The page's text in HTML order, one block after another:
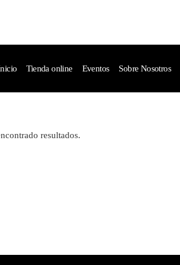
Tienda online Eventos Sobre Nosotros
resultados.